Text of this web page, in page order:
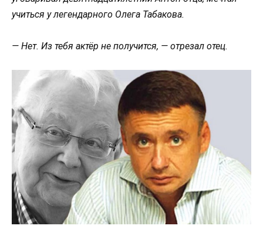
учиться у легендарного Олега Табакова.
— Нет. Из тебя актёр не получится, — отрезал отец.